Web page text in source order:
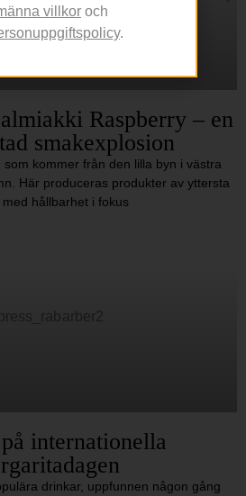
Raspberry – en
smakexplosion
kommer från den lilla byn i västra
Här produceras produkter av yttersta
med hållbarhet i fokus
internationella
drinkar, uppfunnen någon gång
villkor och
.